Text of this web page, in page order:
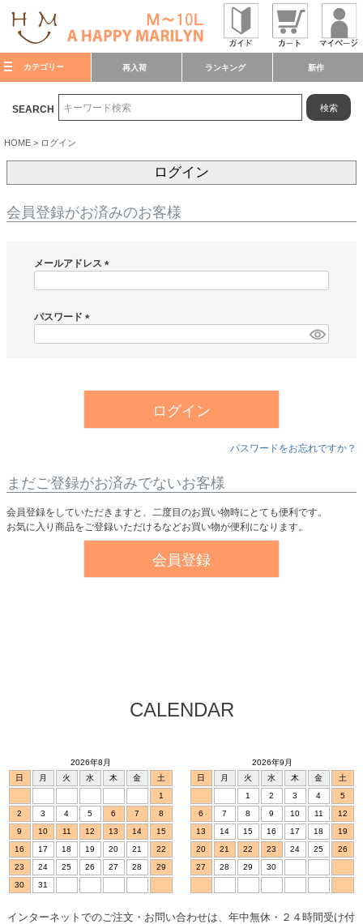
カテゴリー 再入荷 ランキング 新作
SEARCH 検索
HOME ログイン
ログイン
会員登録がお済みのお客様
メールアドレス
)
パスワード
ログイン
パスワードをお忘れですか？
まだご登録がお済みでないお客様
会員登録をしていただきますと、二度目のお買い物時にとても便利です。
お気に入り商品をご登録いただけるなどお買い物が便利になります。
会員登録
CALENDAR
2026年8月
日
月 火 水 木 金
土
1
2
3 4 5 6 7
8
9
10 11 12 13 14
15
16
17 18 19 20 21
22
23
24 25 26 27 28
29
30
31
2026年9月
日
月 火 水 木 金
土
1
2 3 4
5
6
7 8 9 10 11
12
13
14 15 16 17 18
19
20
21 22 23 24 25
26
27
28 29 30
インターネットでのご注文・お問い合わせは、年中無休・２４時間受け付